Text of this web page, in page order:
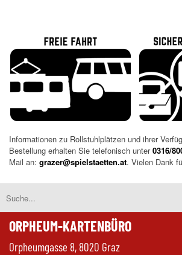
Informationen zu Rollstuhlplätzen und ihrer
Bestellung erhalten Sie telefonisch unter0316/
Mail an: grazer@spielstaetten.at. Vielen Dank
ORPHEUM-KARTENBÜRO
Orpheumgasse 8, 8020 Graz